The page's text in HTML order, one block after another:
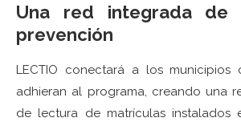
Una red integrada de
prevención
LECTIO conectará a los municipios
adhieran al programa, creando una
de lectura de matrículas instalados